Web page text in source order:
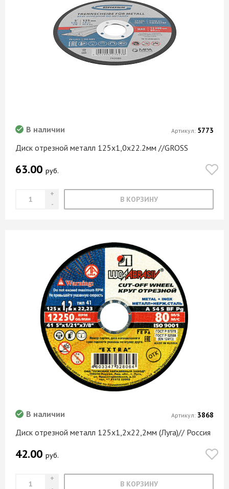
Диск отрезной металл 125х1,0х22.2мм //GROSS
В наличии
63.00 руб.
В КОРЗИНУ
Артикул: 5773
Диск отрезной металл 125х1,2х22,2мм (Луга)// Россия
В наличии
42.00 руб.
В КОРЗИНУ
Артикул: 3868